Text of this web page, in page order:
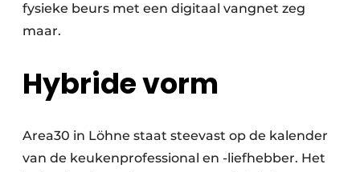
fysieke beurs met een digitaal vangnet zeg
maar.
Hybride vorm
Area30 in Löhne staat steevast op de kalender
van de keukenprofessional en -liefhebber. Het